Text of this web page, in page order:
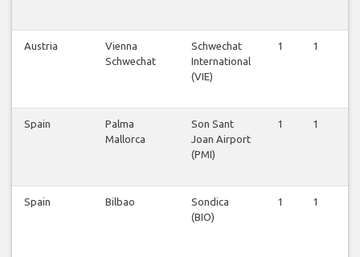
Austria
Vienna
Schwechat
Schwechat
International
(VIE)
1 1
Spain
Palma
Mallorca
Son Sant
Joan Airport
(PMI)
1 1
Spain Bilbao
Sondica
(BIO)
1 1